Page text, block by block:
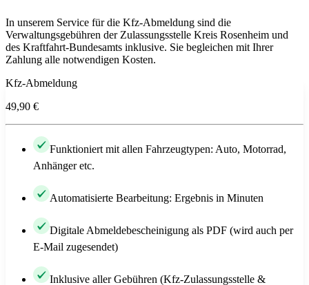
In unserem Service für die Kfz-Abmeldung sind die
Verwaltungsgebühren der Zulassungsstelle Kreis Rosenheim und
des Kraftfahrt-Bundesamts inklusive. Sie begleichen mit Ihrer
Zahlung alle notwendigen Kosten.
Kfz-Abmeldung
49,90 €
Funktioniert mit allen Fahrzeugtypen: Auto, Motorrad,
Anhänger etc.
Automatisierte Bearbeitung: Ergebnis in Minuten
Digitale Abmeldebescheinigung als PDF (wird auch per
E-Mail zugesendet)
Inklusive aller Gebühren (Kfz-Zulassungsstelle &